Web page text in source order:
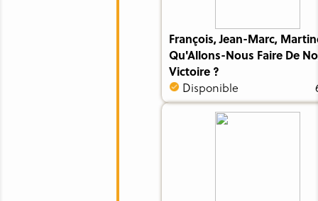
François, Jean-Marc,
Qu'Allons-Nous Faire De
Victoire ?
Disponible